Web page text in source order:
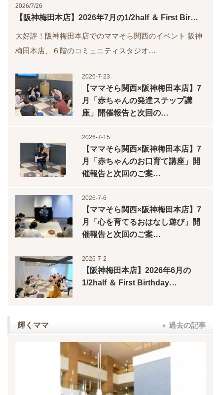
2026/7/26
【阪神梅田本店】2026年7月の1/2half ＆ First Bir…
大好評！阪神梅田本店でのママそら関西のイベント 阪神
梅田本店、６階のコミュニティスタジオ…
2026-7-23
【ママそら関西×阪神梅田本店】7
月「赤ちゃんの発達ステップ講
座」開催報告と次回の…
2026-7-15
【ママそら関西×阪神梅田本店】7
月「赤ちゃんのお口育て講座」開
催報告と次回のご案…
2026-7-6
【ママそら関西×阪神梅田本店】7
月「心を育てるおはなし遊び」開
催報告と次回のご案…
2026-7-2
【阪神梅田本店】2026年6月の
1/2half ＆ First Birthday…
輝くママ 過去の記事